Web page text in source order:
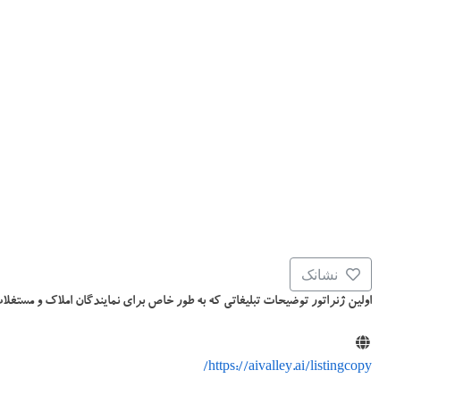
نشانک
اولین ژنراتور توضیحات تبلیغاتی که به طور خاص برای نمایندگان املاک و
https://aivalley.ai/listingcopy/